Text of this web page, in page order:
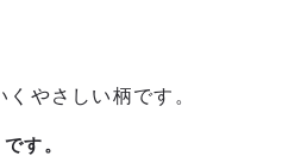
やさしい柄です。
す。